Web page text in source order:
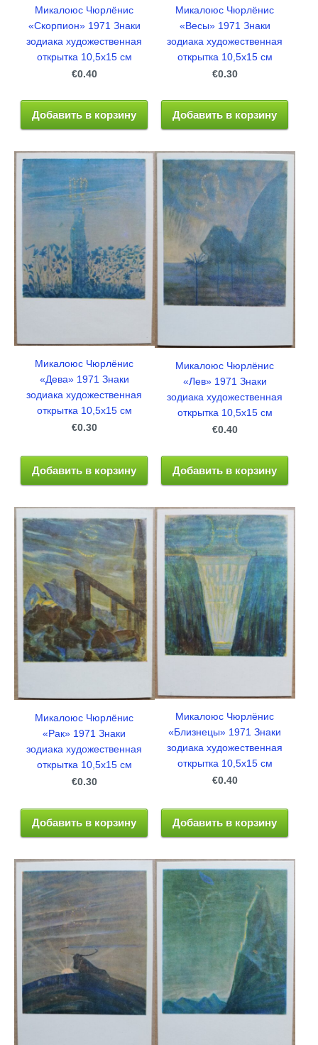
Микалоюс Чюрлёнис
«Скорпион» 1971 Знаки
зодиака художественная
открытка 10,5x15 см
€0.40
Добавить в корзину
Микалоюс Чюрлёнис
«Весы» 1971 Знаки
зодиака художественная
открытка 10,5x15 см
€0.30
Добавить в корзину
Микалоюс Чюрлёнис
«Дева» 1971 Знаки
зодиака художественная
открытка 10,5x15 см
€0.30
Добавить в корзину
Микалоюс Чюрлёнис
«Лев» 1971 Знаки
зодиака художественная
открытка 10,5x15 см
€0.40
Добавить в корзину
Микалоюс Чюрлёнис
«Рак» 1971 Знаки
зодиака художественная
открытка 10,5x15 см
€0.30
Добавить в корзину
Микалоюс Чюрлёнис
«Близнецы» 1971 Знаки
зодиака художественная
открытка 10,5x15 см
€0.40
Добавить в корзину